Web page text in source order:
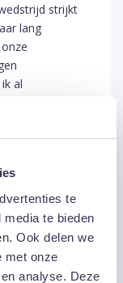
te
te bieden
Ook delen we
met onze
analyse. Deze
strijkt
lang
al
plezier en
naar EW
is
is wat EW